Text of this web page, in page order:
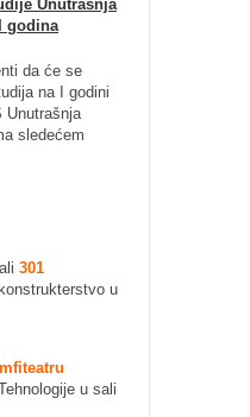
Unutrašnja
godina
da će se
na I godini
Unutrašnja
sledećem
301
u
u sali